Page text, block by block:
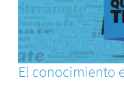
El conocimiento